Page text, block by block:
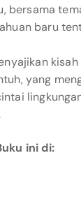
bersama
baru
yang
ini di: